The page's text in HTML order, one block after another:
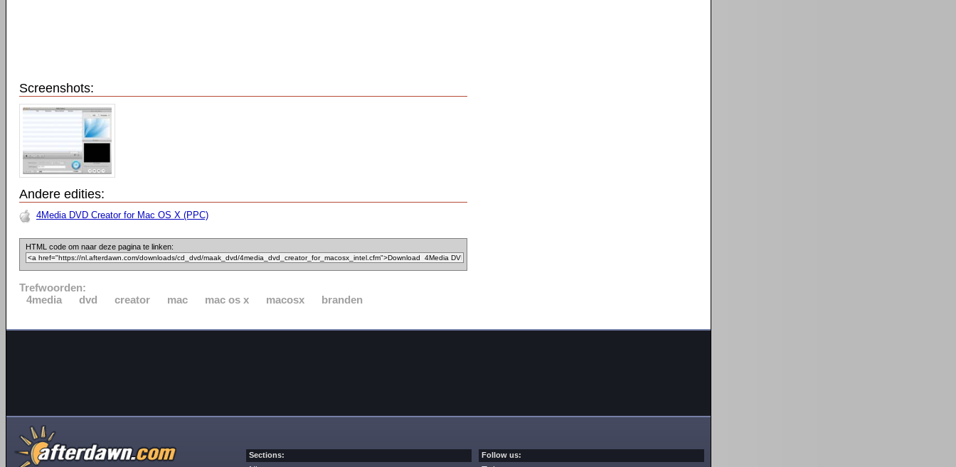
Screenshots:
Andere edities:
4Media DVD Creator for Mac OS X (PPC)
HTML code om naar deze pagina te linken:
Trefwoorden:
4media
dvd creator mac mac os x macosx branden
Sections: Follow us: